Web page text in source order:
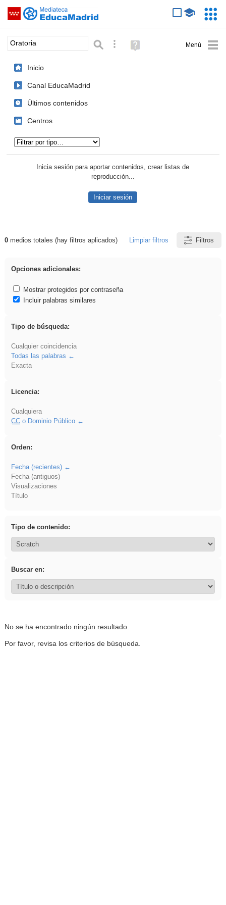
Saltar navegación
Palabra o frase: Búsqueda avanzada
Ayuda
(en
Inicio
Canal EducaMadrid
Últimos contenidos
Centros
Inicia sesión para aportar contenidos, crear listas de
reproducción...
Iniciar sesión
Resultados de: Oratoria
0medios totales (hay filtros aplicados) Limpiar filtros Filtros
Opciones adicionales:
Mostrar protegidos por contraseña
Incluir palabras similares
Tipo de búsqueda:
Cualquier coincidencia
Todas las palabras
Exacta
Licencia:
Cualquiera
CCo Dominio Público
Orden:
Fecha (recientes)
Fecha (antiguos)
Visualizaciones
Título
Tipo de contenido:
Buscar en:
No se ha encontrado ningún resultado.
Por favor, revisa los criterios de búsqueda.